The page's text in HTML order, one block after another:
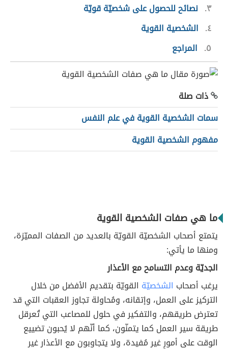
٣ نصائح للحصول على شخصيّة قويّة
٤
الشخصية القوية
٥
المراجع
ذات صلة
سمات الشخصية القوية في علم النفس
مفهوم الشخصية القوية
ما هي صفات الشخصية القوية
يتمتع أصحاب الشخصيّة القويّة بالعديد من الصفات المميّزة،
ومنها ما يأتي:
الجديّة وعدم التسامح مع الأعذار
يرغب أصحاب الشخصيّة القويّة بتقديم الأفضل من خلال
التركيز على العمل، وإتقانه، ومُحاولة تجاوز العقبات التي قد
تعترض طريقهم، والتفكير في حلول للمصاعب التي تُعرقل
طريقة سير العمل كما يتمنّون، كما أنّهم لا يُحبون تضييع
الوقت على أمورٍ غير مُفيدة، ولا يتجاوبون مع الأعذار غير